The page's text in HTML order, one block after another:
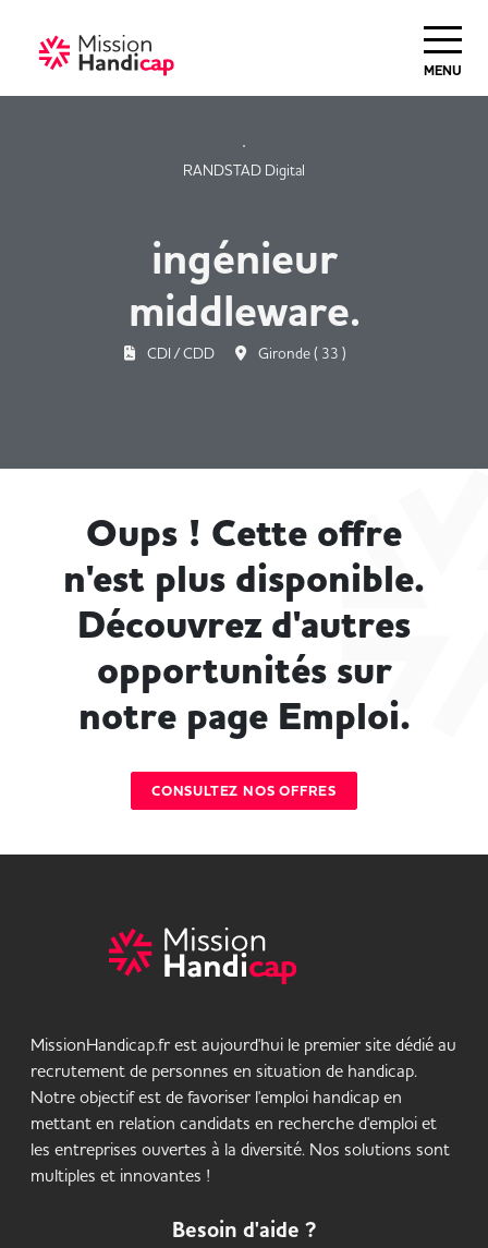
MENU
RANDSTAD Digital
ingénieur
middleware.
CDI / CDD Gironde ( 33 )
Oups ! Cette offre
n'est plus disponible.
Découvrez d'autres
opportunités sur
notre page Emploi.
CONSULTEZ NOS OFFRES
MissionHandicap.fr est aujourd'hui le premier site dédié au
recrutement de personnes en situation de handicap.
Notre objectif est de favoriser l'emploi handicap en
mettant en relation candidats en recherche d'emploi et
les entreprises ouvertes à la diversité. Nos solutions sont
multiples et innovantes !
Besoin d'aide ?